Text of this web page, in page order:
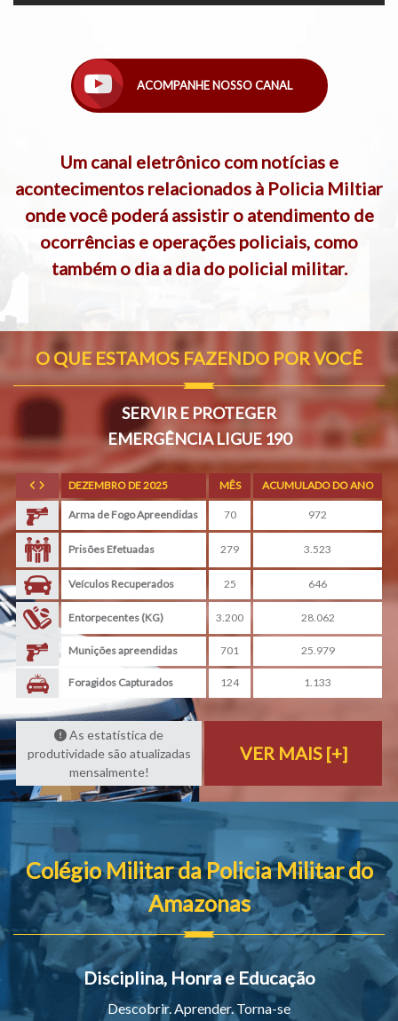
ACOMPANHE NOSSO CANAL
Um canal eletrônico com notícias e
acontecimentos relacionados à Policia Miltiar
onde você poderá assistir o atendimento de
ocorrências e operações policiais, como
também o dia a dia do policial militar.
O QUE ESTAMOS FAZENDO POR VOCÊ
SERVIR E PROTEGER
EMERGÊNCIA LIGUE 190
DEZEMBRO DE 2025 MÊS ACUMULADO DO ANO
Arma de Fogo Apreendidas 70 972
Prisões Efetuadas 279 3.523
Veículos Recuperados 25 646
Entorpecentes (KG) 3.200 28.062
Munições apreendidas 701 25.979
Foragidos Capturados 124 1.133
As estatística de
produtividade são atualizadas
mensalmente!
VER MAIS [+]
Colégio Militar da Policia Militar do
Amazonas
Disciplina, Honra e Educação
Descobrir. Aprender. Torna-se